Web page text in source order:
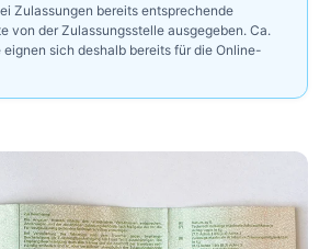
Zulassungen bereits entsprechende
von der Zulassungsstelle ausgegeben. Ca.
eignen sich deshalb bereits für die Online-